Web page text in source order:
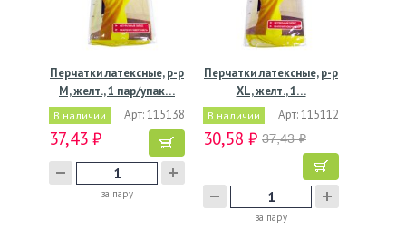
Перчатки латексные, р-р
M, желт., 1 пар/упак…
В наличии Арт: 115138
37,43 ₽
за пару
Перчатки латексные, р-р
XL, желт., 1…
В наличии Арт: 115112
30,58 ₽ 37,43 ₽
за пару